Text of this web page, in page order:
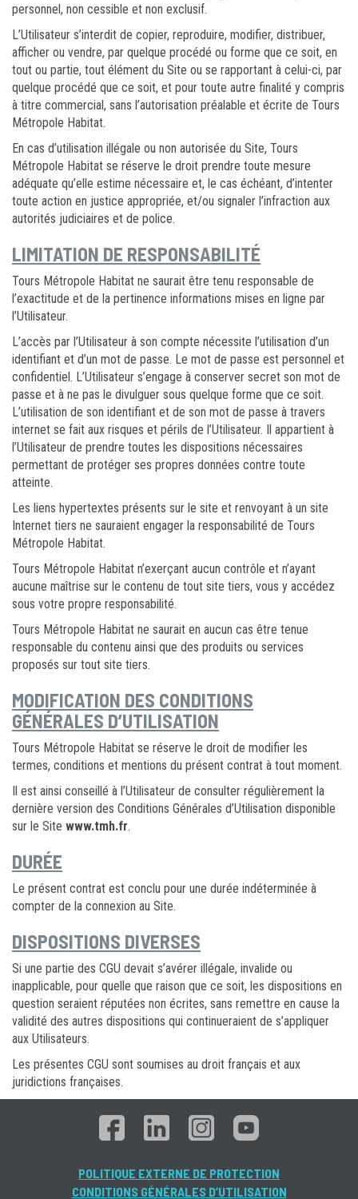
personnel, non cessible et non exclusif.
L’Utilisateur s’interdit de copier, reproduire, modifier, distribuer,
afficher ou vendre, par quelque procédé ou forme que ce soit, en
tout ou partie, tout élément du Site ou se rapportant à celui-ci, par
quelque procédé que ce soit, et pour toute autre finalité y compris
à titre commercial, sans l’autorisation préalable et écrite de Tours
Métropole Habitat.
En cas d’utilisation illégale ou non autorisée du Site, Tours
Métropole Habitat se réserve le droit prendre toute mesure
adéquate qu’elle estime nécessaire et, le cas échéant, d’intenter
toute action en justice appropriée, et/ou signaler l’infraction aux
autorités judiciaires et de police.
LIMITATION DE RESPONSABILITÉ
Tours Métropole Habitat ne saurait être tenu responsable de
l’exactitude et de la pertinence informations mises en ligne par
l’Utilisateur.
L’accès par l’Utilisateur à son compte nécessite l’utilisation d’un
identifiant et d’un mot de passe. Le mot de passe est personnel et
confidentiel. L’Utilisateur s’engage à conserver secret son mot de
passe et à ne pas le divulguer sous quelque forme que ce soit.
L’utilisation de son identifiant et de son mot de passe à travers
internet se fait aux risques et périls de l’Utilisateur. Il appartient à
l’Utilisateur de prendre toutes les dispositions nécessaires
permettant de protéger ses propres données contre toute
atteinte.
Les liens hypertextes présents sur le site et renvoyant à un site
Internet tiers ne sauraient engager la responsabilité de Tours
Métropole Habitat.
Tours Métropole Habitat n’exerçant aucun contrôle et n’ayant
aucune maîtrise sur le contenu de tout site tiers, vous y accédez
sous votre propre responsabilité.
Tours Métropole Habitat ne saurait en aucun cas être tenue
responsable du contenu ainsi que des produits ou services
proposés sur tout site tiers.
MODIFICATION DES CONDITIONS
GÉNÉRALES D’UTILISATION
Tours Métropole Habitat se réserve le droit de modifier les
termes, conditions et mentions du présent contrat à tout moment.
Il est ainsi conseillé à l’Utilisateur de consulter régulièrement la
dernière version des Conditions Générales d’Utilisation disponible
sur le Site www.tmh.fr.
DURÉE
Le présent contrat est conclu pour une durée indéterminée à
compter de la connexion au Site.
DISPOSITIONS DIVERSES
Si une partie des CGU devait s’avérer illégale, invalide ou
inapplicable, pour quelle que raison que ce soit, les dispositions en
question seraient réputées non écrites, sans remettre en cause la
validité des autres dispositions qui continueraient de s’appliquer
aux Utilisateurs.
Les présentes CGU sont soumises au droit français et aux
juridictions françaises.
POLITIQUE EXTERNE DE PROTECTION
CONDITIONS GÉNÉRALES D’UTILISATION